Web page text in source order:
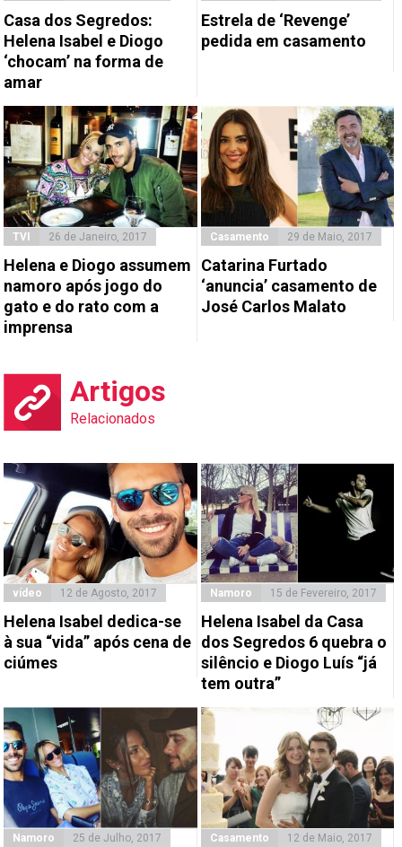
Casa dos Segredos:
Helena Isabel e Diogo
‘chocam’ na forma de
amar
Estrela de ‘Revenge’
pedida em casamento
TVI 26 de Janeiro, 2017
Helena e Diogo assumem
namoro após jogo do
gato e do rato com a
imprensa
Casamento 29 de Maio, 2017
Catarina Furtado
‘anuncia’ casamento de
José Carlos Malato
Artigos
Relacionados
vídeo 12 de Agosto, 2017
Helena Isabel dedica-se
à sua “vida” após cena de
ciúmes
Namoro 15 de Fevereiro, 2017
Helena Isabel da Casa
dos Segredos 6 quebra o
silêncio e Diogo Luís “já
tem outra”
Namoro 25 de Julho, 2017 Casamento 12 de Maio, 2017